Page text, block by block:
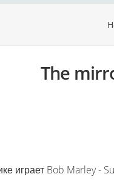
The
играет Bob Marley -